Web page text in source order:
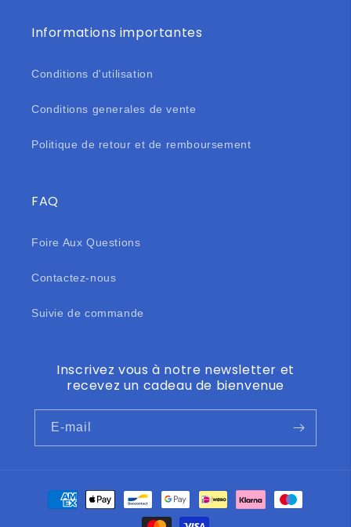
Informations importantes
Conditions d'utilisation
Conditions generales de vente
Politique de retour et de remboursement
FAQ
Foire Aux Questions
Contactez-nous
Suivie de commande
Inscrivez vous à notre newsletter et
recevez un cadeau de bienvenue
E-mail
Moyens